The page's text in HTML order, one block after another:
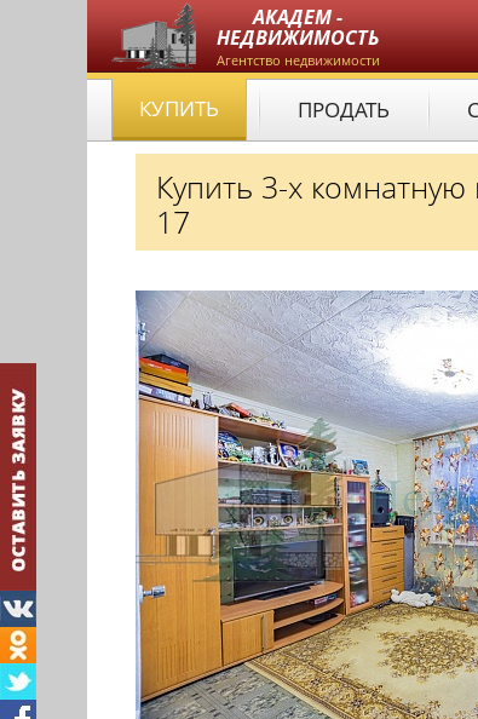
АКАДЕМ -
НЕДВИЖИМОСТЬ
Агентство недвижимости
КУПИТЬ ПРОДАТЬ
Купить 3-х
17